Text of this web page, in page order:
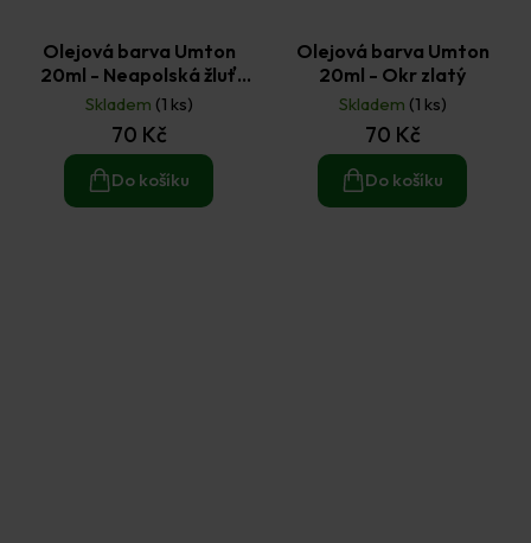
Olejová barva Umton
20ml - Neapolská žluť
tmavá
Skladem (1 ks)
70 Kč
Do košíku
Olejová barva Umton
20ml - Okr zlatý
Skladem (1 ks)
70 Kč
Do košíku